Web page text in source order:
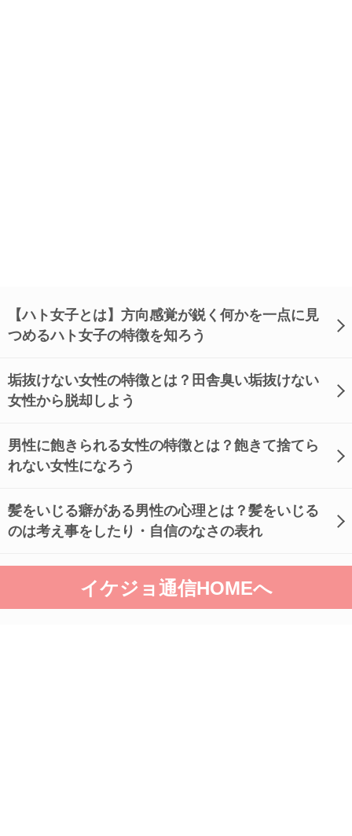
【ハト女子とは】方向感覚が鋭く何かを一点に見
つめるハト女子の特徴を知ろう
垢抜けない女性の特徴とは？田舎臭い垢抜けない
女性から脱却しよう
男性に飽きられる女性の特徴とは？飽きて捨てら
れない女性になろう
髪をいじる癖がある男性の心理とは？髪をいじる
のは考え事をしたり・自信のなさの表れ
イケジョ通信HOMEへ